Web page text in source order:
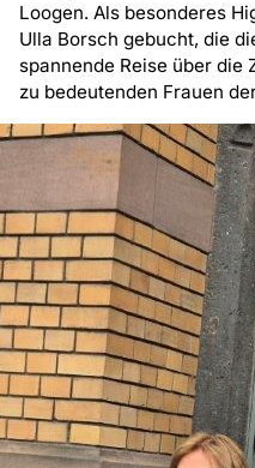
Loogen. Als besonderes
Ulla Borsch gebucht, die
spannende Reise über die
zu bedeutenden Frauen